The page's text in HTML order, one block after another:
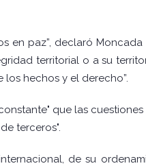
en paz”, declaró
territorial o a su
hechos y el derecho”.
que las cuestiones
terceros".
de su